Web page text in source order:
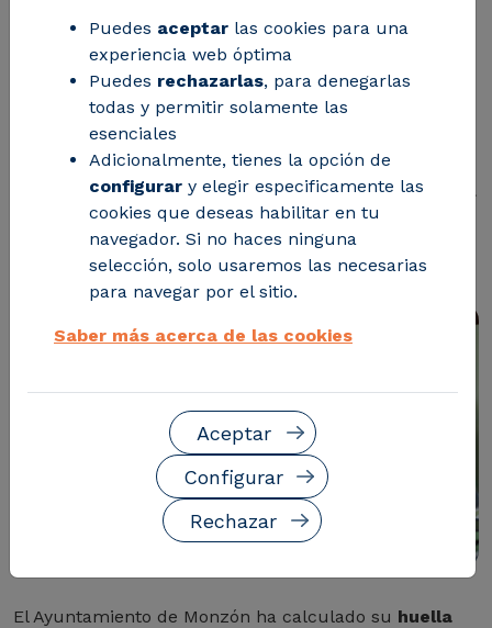
cuantificado sus emisiones de gases
de efecto invernadero
correspondientes a 2024, dando el
primer paso para planificar medidas de
reducción y eficiencia energética con la
asistencia técnica del centro
tecnológico.
El Ayuntamiento de Monzón ha calculado su huella
Puedes aceptar las cookies para una
experiencia web óptima
Puedes rechazarlas, para denegarlas
todas y permitir solamente las
esenciales
Adicionalmente, tienes la opción de
configurar y elegir especificamente las
cookies que deseas habilitar en tu
navegador. Si no haces ninguna
selección, solo usaremos las necesarias
para navegar por el sitio.
Saber más acerca de las cookies
Rechazar
Configurar
Aceptar